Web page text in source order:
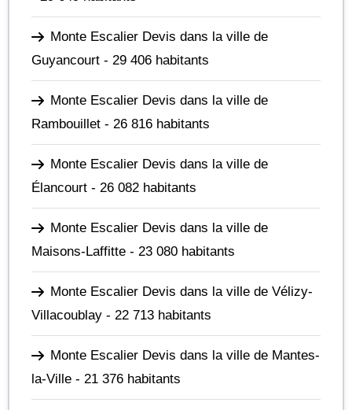
Monte Escalier Devis dans la ville de
Guyancourt - 29 406 habitants
Monte Escalier Devis dans la ville de
Rambouillet - 26 816 habitants
Monte Escalier Devis dans la ville de
Élancourt - 26 082 habitants
Monte Escalier Devis dans la ville de
Maisons-Laffitte - 23 080 habitants
Monte Escalier Devis dans la ville de Vélizy-
Villacoublay - 22 713 habitants
Monte Escalier Devis dans la ville de Mantes-
la-Ville - 21 376 habitants